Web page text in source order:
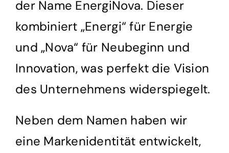
der Name EnergiNova. Dieser
kombiniert „Energi“ für Energie
und „Nova“ für Neubeginn und
Innovation, was perfekt die Vision
des Unternehmens widerspiegelt.
Neben dem Namen haben wir
eine Markenidentität entwickelt,